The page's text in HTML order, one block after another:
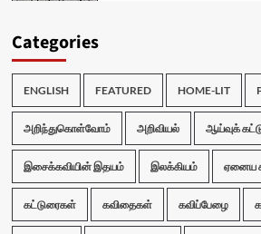
Categories
ENGLISH FEATURED HOME-LIT
அறிந்துகொள்வோம் அறிவியல் ஆய்வுக்
இசைக்கவியின் இதயம் இலக்கியம் ஏனைய
கட்டுரைகள் கவிதைகள் கவிப்பேழை